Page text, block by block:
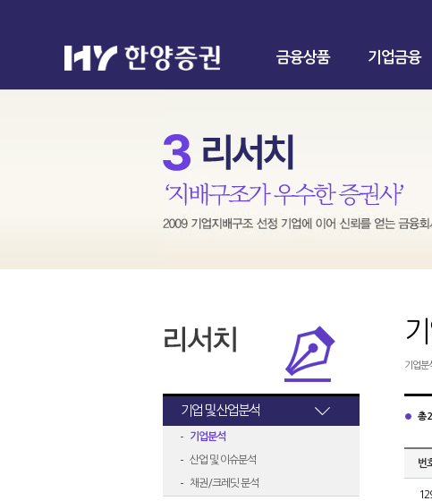
금융상품 기업금융
기업 및 산업분석
기업분석
산업 및 이슈분석
채권/크레딧 분석
기업분
총
번